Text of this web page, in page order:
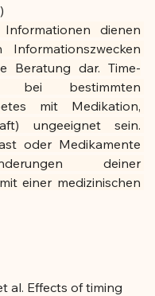
dienen
Informationszwecken
Beratung dar. Time-
bei bestimmten
mit Medikation,
ungeeignet sein.
oder Medikamente
deiner
einer medizinischen
al. Effects of timing